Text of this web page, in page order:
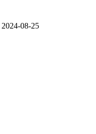
2024-08-25